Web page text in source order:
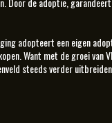
adopteert een eigen
Want met de groei van
steeds verder uitbreiden.